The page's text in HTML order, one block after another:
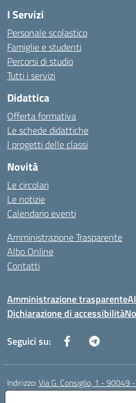
I Servizi
Personale scolastico
Famiglie e studenti
Percorsi di studio
Tutti i servizi
Didattica
Offerta formativa
Le schede didattiche
I progetti delle classi
Novità
Le circolari
Le notizie
Calendario eventi
Amministrazione Trasparente
Albo Online
Contatti
Amministrazione trasparente
Dichiarazione di accessibilità
Seguici su:
Indirizzo:Via G. Consiglio, 1 - 90049
Centralino: